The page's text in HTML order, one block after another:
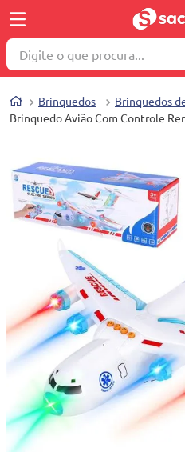
Digite o que procura...
Brinquedos
Brinquedos
Brinquedo Avião Com Controle